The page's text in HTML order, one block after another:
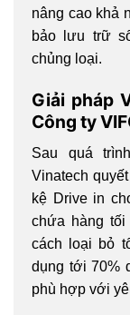
nâng cao khả
bảo lưu trữ
chủng loại.
Giải pháp
Công ty
Sau quá
Vinatech
kệ Drive in
chứa hàng tối
cách loại bỏ
dụng tới 70%
phù hợp với